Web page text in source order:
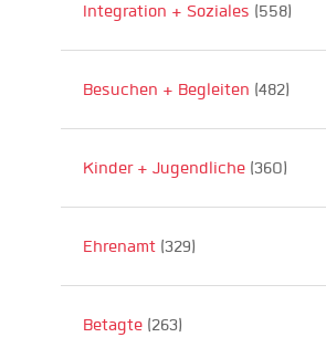
Integration + Soziales (558)
Besuchen + Begleiten (482)
Kinder + Jugendliche (360)
Ehrenamt (329)
Betagte (263)